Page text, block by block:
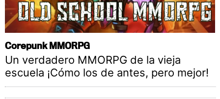
Corepunk MMORPG
Un verdadero MMORPG de la vieja
escuela ¡Cómo los de antes, pero mejor!